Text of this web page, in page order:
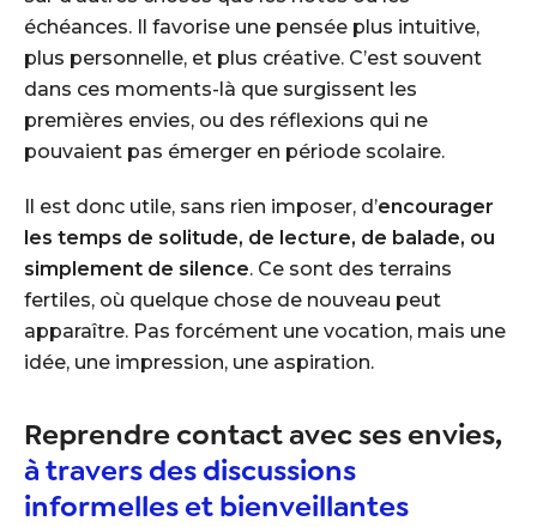
échéances. Il favorise une pensée plus intuitive,
plus personnelle, et plus créative. C’est souvent
dans ces moments-là que surgissent les
premières envies, ou des réflexions qui ne
pouvaient pas émerger en période scolaire.
Il est donc utile, sans rien imposer, d’encourager
les temps de solitude, de lecture, de balade, ou
simplement de silence. Ce sont des terrains
fertiles, où quelque chose de nouveau peut
apparaître. Pas forcément une vocation, mais une
idée, une impression, une aspiration.
Reprendre contact avec ses envies,
à travers des discussions
informelles et bienveillantes